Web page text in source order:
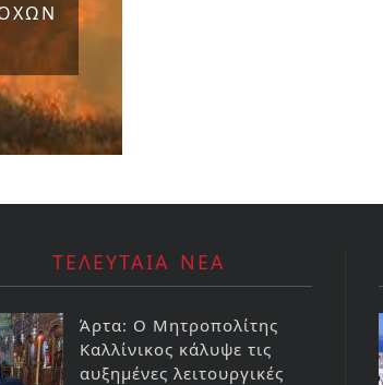
ΤΕΛΕΥΤΑΙΑ ΝΕΑ
Άρτα: Ο Μητροπολίτης
Καλλίνικος κάλυψε τις
αυξημένες λειτουργικές